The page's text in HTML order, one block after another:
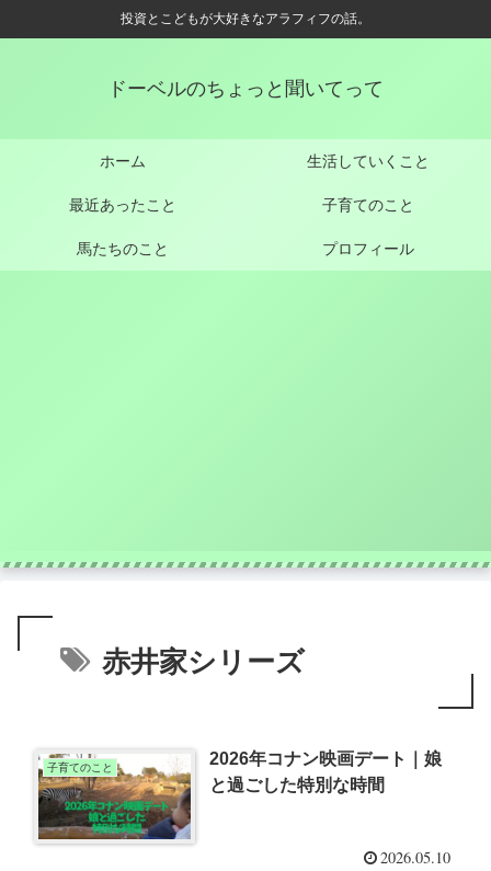
投資とこどもが大好きなアラフィフの話。
ドーベルのちょっと聞いてって
ホーム 生活していくこと
最近あったこと 子育てのこと
馬たちのこと プロフィール
赤井家シリーズ
子育てのこと
2026年コナン映画デート｜娘
と過ごした特別な時間
2026.05.10